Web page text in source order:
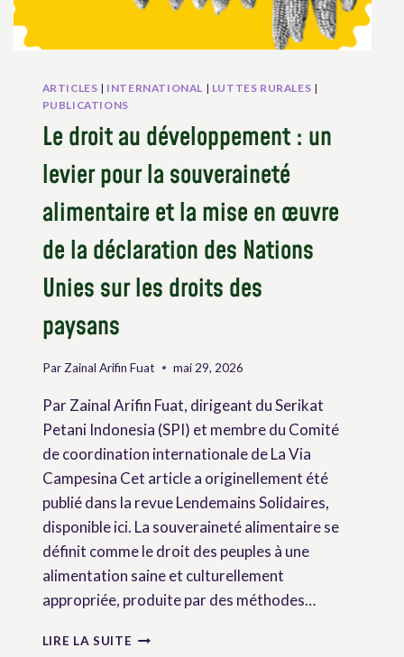
ARTICLES | INTERNATIONAL | LUTTES RURALES |
PUBLICATIONS
Le droit au développement : un
levier pour la souveraineté
alimentaire et la mise en œuvre
de la déclaration des Nations
Unies sur les droits des
paysans
Par Zainal Arifin Fuat mai 29, 2026
Par Zainal Arifin Fuat, dirigeant du Serikat
Petani Indonesia (SPI) et membre du Comité
de coordination internationale de La Via
Campesina Cet article a originellement été
publié dans la revue Lendemains Solidaires,
disponible ici. La souveraineté alimentaire se
définit comme le droit des peuples à une
alimentation saine et culturellement
appropriée, produite par des méthodes…
LIRE LA SUITE